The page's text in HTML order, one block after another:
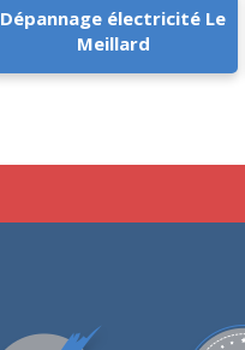
Dépannage électricité Le
Meillard